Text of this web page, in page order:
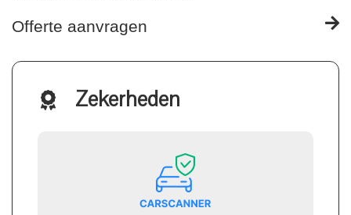
Offerte aanvragen
Zekerheden